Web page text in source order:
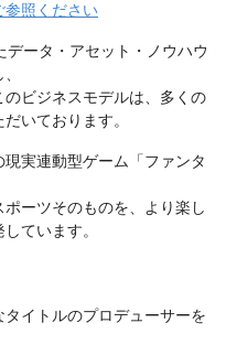
参照ください
ータ・アセット・ノウハウ
ビジネスモデルは、多くの
いております。
実連動型ゲーム「ファンタ
ーツそのものを、より楽し
ています。
イトルのプロデューサーを